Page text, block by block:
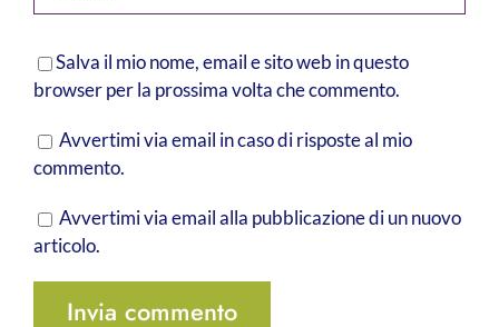
Salva il mio nome, email e sito web in questo
browser per la prossima volta che commento.
Avvertimi via email in caso di risposte al mio
commento.
Avvertimi via email alla pubblicazione di un nuovo
articolo.